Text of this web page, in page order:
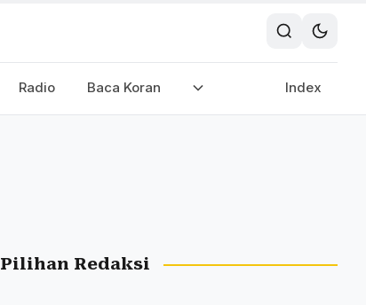
Radio Baca Koran Index
Pilihan Redaksi